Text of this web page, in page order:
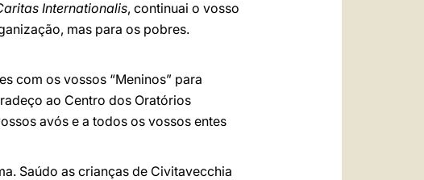
Internationalis, continuai o vosso
mas para os pobres.
com os vossos “Meninos” para
ao Centro dos Oratórios
avós e a todos os vossos entes
Saúdo as crianças de Civitavecchia